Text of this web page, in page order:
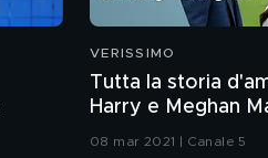
VERISSIMO
Tutta la storia
Harry e Meghan
08 mar 2021 | Canale 5